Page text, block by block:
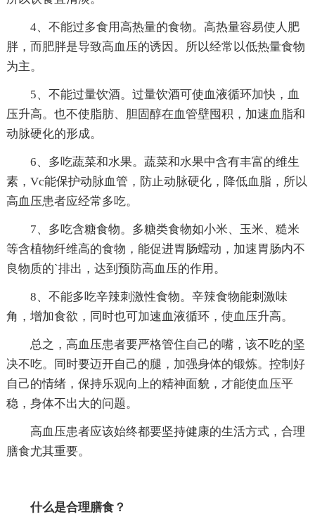
4、不能过多食用高热量的食物。高热量容易使人肥
胖，而肥胖是导致高血压的诱因。所以经常以低热量食物
为主。
5、不能过量饮酒。过量饮酒可使血液循环加快，血
压升高。也不使脂肪、胆固醇在血管壁囤积，加速血脂和
动脉硬化的形成。
6、多吃蔬菜和水果。蔬菜和水果中含有丰富的维生
素，Vc能保护动脉血管，防止动脉硬化，降低血脂，所以
高血压患者应经常多吃。
7、多吃含糖食物。多糖类食物如小米、玉米、糙米
等含植物纤维高的食物，能促进胃肠蠕动，加速胃肠内不
良物质的`排出，达到预防高血压的作用。
8、不能多吃辛辣刺激性食物。辛辣食物能刺激味
角，增加食欲，同时也可加速血液循环，使血压升高。
总之，高血压患者要严格管住自己的嘴，该不吃的坚
决不吃。同时要迈开自己的腿，加强身体的锻炼。控制好
自己的情绪，保持乐观向上的精神面貌，才能使血压平
稳，身体不出大的问题。
高血压患者应该始终都要坚持健康的生活方式，合理
膳食尤其重要。
什么是合理膳食？